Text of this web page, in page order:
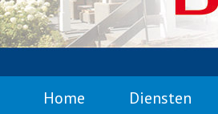
Home Diensten